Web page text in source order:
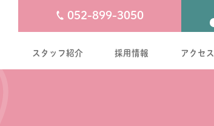
052-899-3050
スタッフ紹介 採用情報 アクセス